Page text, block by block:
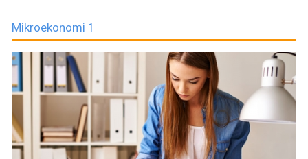
Mikroekonomi 1